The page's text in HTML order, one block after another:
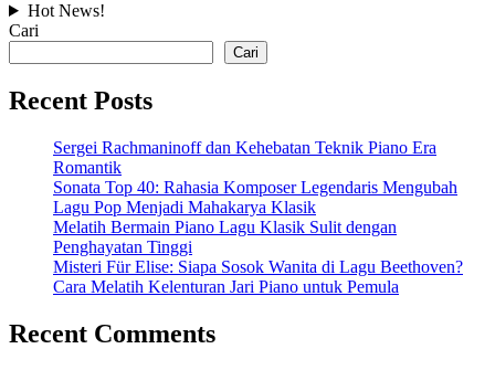
Hot News!
Cari
Cari
Recent Posts
Sergei Rachmaninoff dan Kehebatan Teknik Piano Era
Romantik
Sonata Top 40: Rahasia Komposer Legendaris Mengubah
Lagu Pop Menjadi Mahakarya Klasik
Melatih Bermain Piano Lagu Klasik Sulit dengan
Penghayatan Tinggi
Misteri Für Elise: Siapa Sosok Wanita di Lagu Beethoven?
Cara Melatih Kelenturan Jari Piano untuk Pemula
Recent Comments